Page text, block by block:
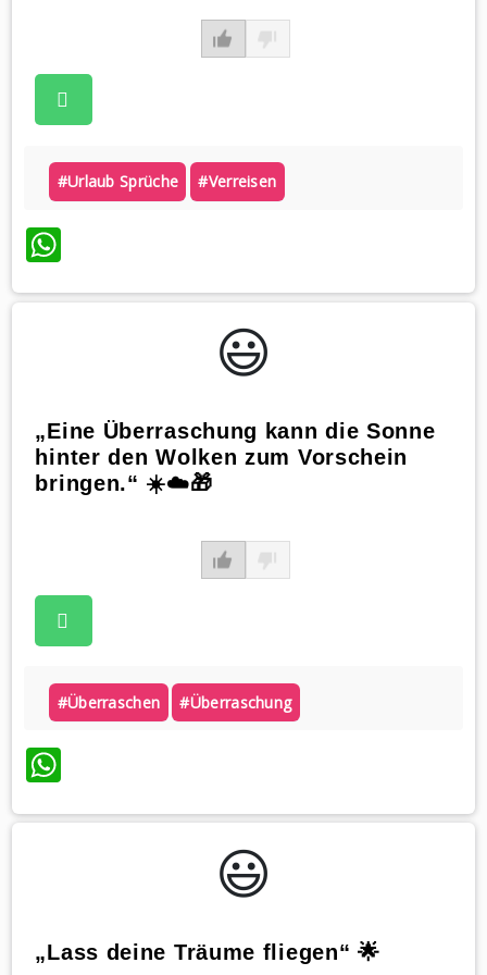
#urlaub Sprüche #verreisen
WhatsApp
😃️
„Eine Überraschung kann die Sonne
hinter den Wolken zum Vorschein
bringen.“ ☀️☁️🎁
#überraschen #überraschung
WhatsApp
😃️
„Lass deine Träume fliegen“ 🌟